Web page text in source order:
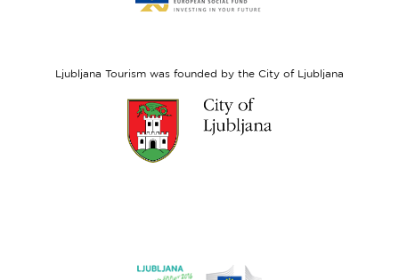
website
Ljubljana Tourism was founded by the City of Ljubljana